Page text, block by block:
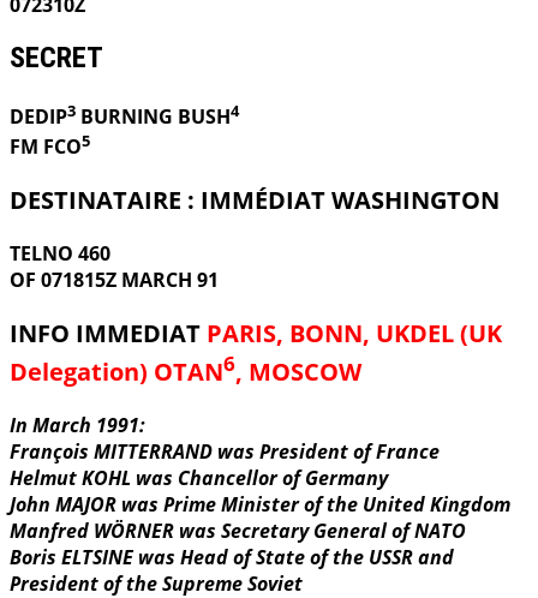
SECRET
DEDIP3 BURNING BUSH4
FM FCO5
DESTINATAIRE : IMMÉDIAT WASHINGTON
TELNO 460
OF 071815Z MARCH 91
INFO IMMEDIAT PARIS, BONN, UKDEL (UK
Delegation) OTAN6, MOSCOW
In March 1991:
François MITTERRAND was President of France
Helmut KOHL was Chancellor of Germany
John MAJOR was Prime Minister of the United Kingdom
Manfred WÖRNER was Secretary General of NATO
Boris ELTSINE was Head of State of the USSR and
President of the Supreme Soviet